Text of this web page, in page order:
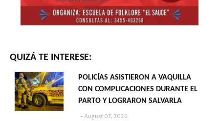
QUIZÁ TE INTERESE:
POLICÍAS ASISTIERON A VAQUILLA
CON COMPLICACIONES DURANTE EL
PARTO Y LOGRARON SALVARLA
August 07, 2026